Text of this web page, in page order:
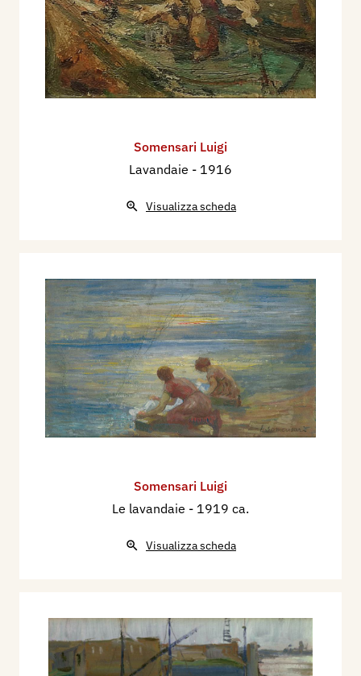
Somensari Luigi
Lavandaie - 1916
Visualizza scheda
Somensari Luigi
Le lavandaie - 1919 ca.
Visualizza scheda